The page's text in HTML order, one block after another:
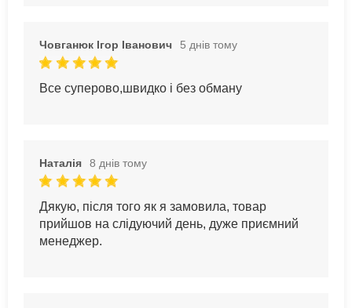
Човганюк Ігор Іванович 5 днів тому
Все суперово,швидко і без обману
Наталія 8 днів тому
Дякую, після того як я замовила, товар
прийшов на слідуючий день, дуже приємний
менеджер.